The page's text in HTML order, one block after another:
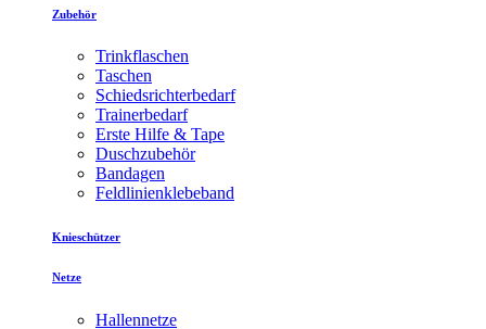
Zubehör
Trinkflaschen
Taschen
Schiedsrichterbedarf
Trainerbedarf
Erste Hilfe & Tape
Duschzubehör
Bandagen
Feldlinienklebeband
Knieschützer
Netze
Hallennetze